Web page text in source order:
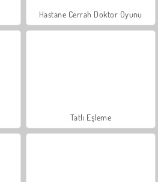
Hastane Cerrah Doktor Oyunu
Tatlı Eşleme